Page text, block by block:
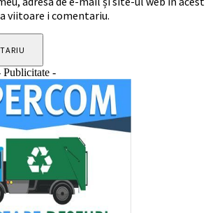
viitoare i comentariu.
Publicitate -